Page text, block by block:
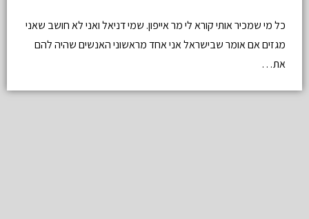
כל מי שמכיר אותי קורא לי מר אייפון. שמי דניאל ואני לא חושב שאני
מגזים אם אומר שבישראל אני אחד מראשוני האנשים שהיה להם
את…